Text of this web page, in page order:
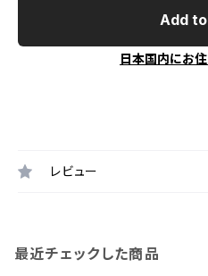
Add
日本国内にお
レビュー
最近チェックした商品